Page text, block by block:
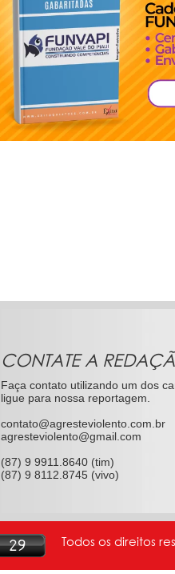
CONTATE A
Faça contato utilizando um dos
ligue para nossa reportagem.
contato@agresteviolento.com.br
agresteviolento@gmail.com
(87) 9 9911.8640 (tim)
(87) 9 8112.8745 (vivo)
Todos os direitos